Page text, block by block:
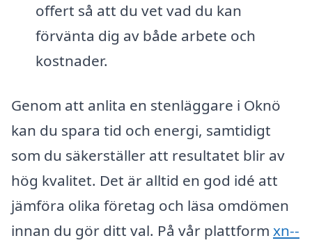
offert så att du vet vad du kan
förvänta dig av både arbete och
kostnader.
Genom att anlita en stenläggare i Oknö
kan du spara tid och energi, samtidigt
som du säkerställer att resultatet blir av
hög kvalitet. Det är alltid en god idé att
jämföra olika företag och läsa omdömen
innan du gör ditt val. På vår plattform xn--